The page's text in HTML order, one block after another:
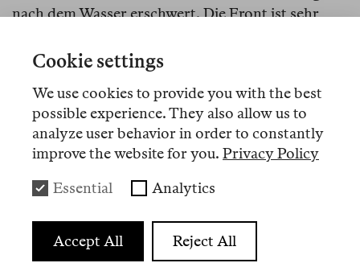
nach dem Wasser erschwert. Die Front ist sehr
Ein Teil meiner Familie stammt aus Mykolajiw, ich
besuchte diese Stadt vor dem Krieg einmal, auf der
Durchreise. Als ich der Beschreibung dieser
Infrastrukturkatastrophe zuhörte, versuchte ich,
mir die Stadt so ins Gedächtnis zu rufen, wie sie
Menschen überfüllt schien. Die Erinnerungen
Cookie settings
We use cookies to provide you with the best
possible experience. They also allow us to
analyze user behavior in order to constantly
improve the website for you. Privacy Policy
Essential Analytics
Accept All Reject All